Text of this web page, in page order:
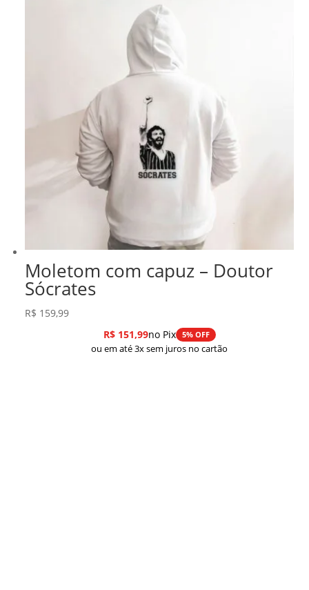
Moletom com capuz – Doutor
Sócrates
R$ 159,99
R$151,99no Pix 5% OFF
ou em até 3x sem juros no cartão